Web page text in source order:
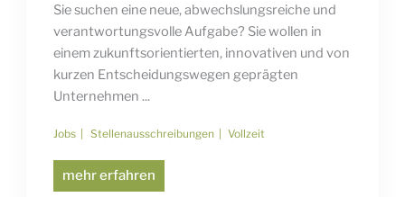
Sie suchen eine neue, abwechslungsreiche und
verantwortungsvolle Aufgabe? Sie wollen in
einem zukunftsorientierten, innovativen und von
kurzen Entscheidungswegen geprägten
Unternehmen ...
Jobs Stellenausschreibungen Vollzeit
mehr erfahren